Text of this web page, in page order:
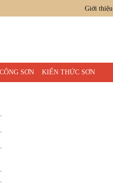
Giới thiệu
SƠN KIẾN THỨC SƠN